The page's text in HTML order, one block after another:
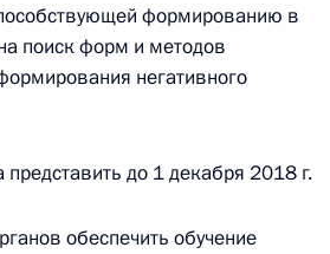
статусе военнослужащих» и статью 86
формированию в
поиск форм и методов
негативного
представить до 1 декабря 2018 г.
обеспечить обучение